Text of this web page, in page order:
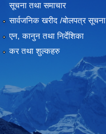
सूचना तथा समाचार
सार्वजनिक खरीद /बोलपत्र सूचना
एन, कानुन तथा निर्देशिका
कर तथा शुल्कहरु